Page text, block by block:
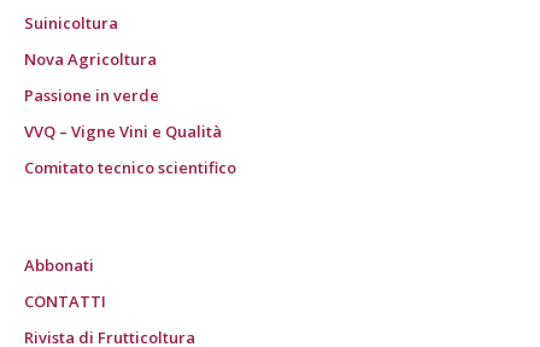
Suinicoltura
Nova Agricoltura
Passione in verde
VVQ – Vigne Vini e Qualità
Comitato tecnico scientifico
Abbonati
CONTATTI
Rivista di Frutticoltura